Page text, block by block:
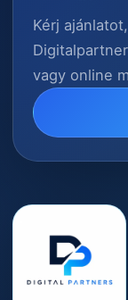
Kérj
vagy online